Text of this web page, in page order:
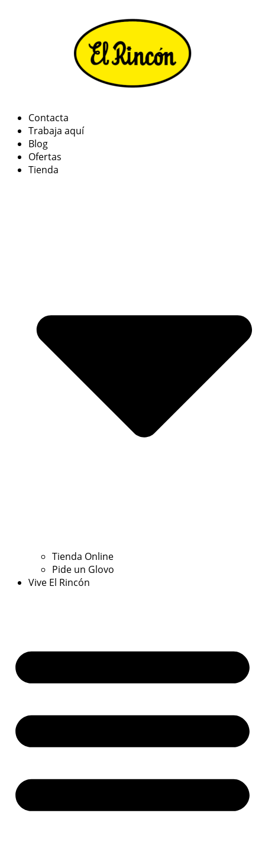
Contacta
Trabaja aquí
Blog
Ofertas
Tienda
Tienda Online
Pide un Glovo
Vive El Rincón